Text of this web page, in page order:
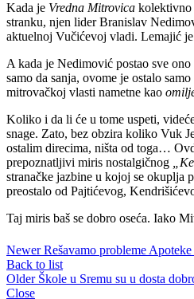
Kada je Vredna Mitrovica kolektivno
stranku, njen lider Branislav
aktuelnoj Vučićevoj vladi. Lemajić
A kada je Nedimović postao sve
samo da sanja, ovome je ostalo
mitrovačkoj vlasti nametne kao
Koliko i da li će u tome uspeti,
snage. Zato, bez obzira koliko Vuk
ostalim direcima, ništa od toga…
prepoznatljivi miris nostalgičnog
stranačke jazbine u kojoj se okuplja
preostalo od Pajtićevog,
Taj miris baš se dobro oseća. Iako
Newer Rešavamo probleme
Back to list
Older Škole u Sremu su u dosta
Close